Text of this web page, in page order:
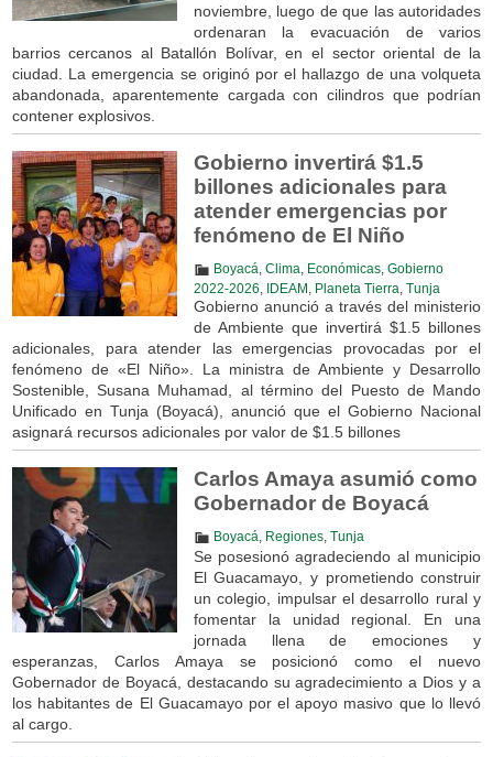
noviembre, luego de que las autoridades
ordenaran la evacuación de varios
barrios cercanos al Batallón Bolívar, en el sector oriental de la
ciudad. La emergencia se originó por el hallazgo de una volqueta
abandonada, aparentemente cargada con cilindros que podrían
contener explosivos.
Gobierno invertirá $1.5
billones adicionales para
atender emergencias por
fenómeno de El Niño
Boyacá Clima Económicas, Gobierno
2022-2026
IDEAM Planeta Tierra Tunja
Gobierno anunció a través del ministerio
de Ambiente que invertirá $1.5 billones
adicionales, para atender las emergencias provocadas por el
fenómeno de «El Niño». La ministra de Ambiente y Desarrollo
Sostenible, Susana Muhamad, al término del Puesto de Mando
Unificado en Tunja (Boyacá), anunció que el Gobierno Nacional
asignará recursos adicionales por valor de $1.5 billones
Carlos Amaya asumió como
Gobernador de Boyacá
Boyacá Regiones, Tunja
Se posesionó agradeciendo al municipio
El Guacamayo, y prometiendo construir
un colegio, impulsar el desarrollo rural y
fomentar la unidad regional. En una
jornada llena de emociones y
esperanzas, Carlos Amaya se posicionó como el nuevo
Gobernador de Boyacá, destacando su agradecimiento a Dios y a
los habitantes de El Guacamayo por el apoyo masivo que lo llevó
al cargo.